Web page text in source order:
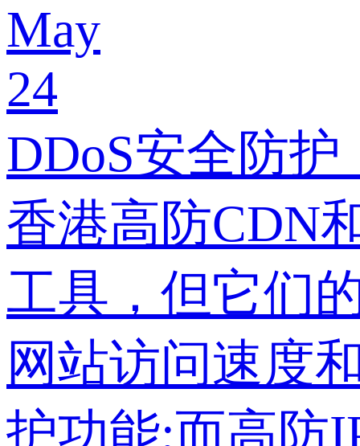
May
24
DDoS安全防
香港高防CDN
工具，但它们
网站访问速度
护功能;而高防